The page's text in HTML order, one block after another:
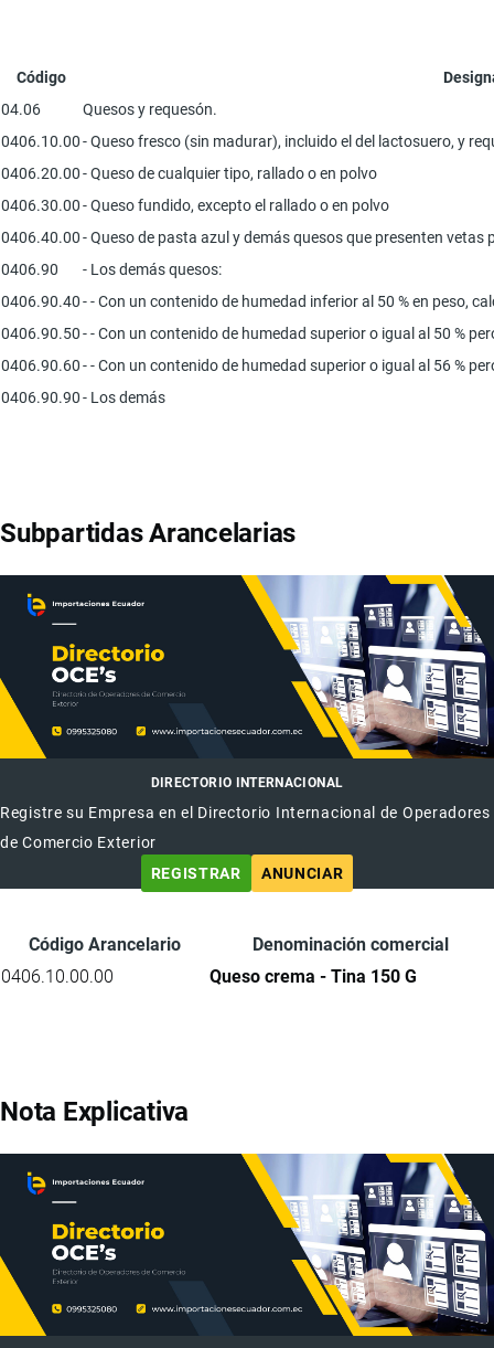
Código
04.06
Quesos y requesón.
0406.10.00- Queso fresco (sin madurar), incluido el del lactosuero, y
0406.20.00- Queso de cualquier tipo, rallado o en polvo
0406.30.00- Queso fundido, excepto el rallado o en polvo
0406.40.00- Queso de pasta azul y demás quesos que presenten
0406.90
- Los demás quesos:
0406.90.40- - Con un contenido de humedad inferior al 50 % en peso,
0406.90.50- - Con un contenido de humedad superior o igual al 50 %
0406.90.60- - Con un contenido de humedad superior o igual al 56 %
0406.90.90- Los demás
Subpartidas Arancelarias
DIRECTORIO INTERNACIONAL
Registre su Empresa en el Directorio Internacional de Operadores
de Comercio Exterior
REGISTRAR
ANUNCIAR
Código Arancelario
Denominación comercial
0406.10.00.00
Queso crema - Tina 150 G
Nota Explicativa